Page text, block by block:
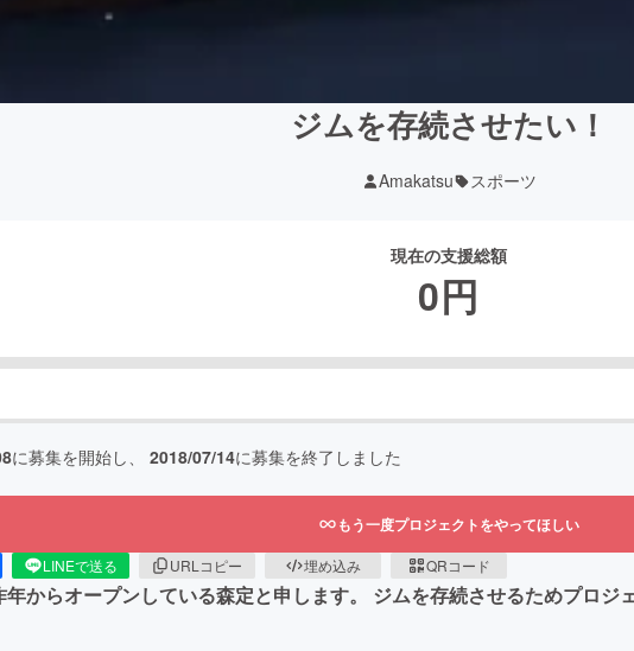
ジムを存続させたい！
Amakatsu スポーツ
現在の支援総額
0円
に募集を開始し、 2018/07/14に募集を終了しました
もう一度プロジェクトをやってほしい
LINEで送る URLコピー 埋め込み QRコード
からオープンしている森定と申します。 ジムを存続させるためプロジ